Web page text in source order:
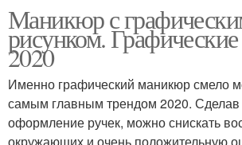
Маникюр с
рисунком.
2020
Именно графический маникюр смело
самым главным трендом 2020. Сделав
оформление ручек, можно снискать